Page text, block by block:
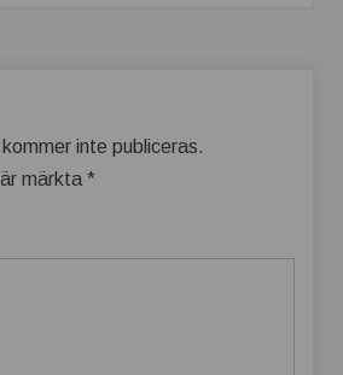
inte publiceras.
märkta *